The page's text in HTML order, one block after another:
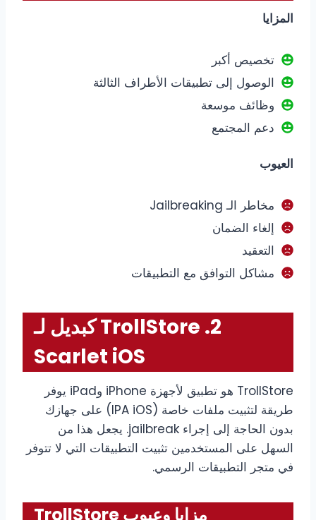
المزايا
تخصيص أكبر
الوصول إلى تطبيقات الأطراف الثالثة
وظائف موسعة
دعم المجتمع
العيوب
مخاطر الـ Jailbreaking
إلغاء الضمان
التعقيد
مشاكل التوافق مع التطبيقات
2. TrollStore كبديل لـ
Scarlet iOS
TrollStore هو تطبيق لأجهزة iPhone وiPad يوفر
طريقة لتثبيت ملفات خاصة (IPA iOS) على جهازك
بدون الحاجة إلى إجراء jailbreak. يجعل هذا من
السهل على المستخدمين تثبيت التطبيقات التي لا تتوفر
في متجر التطبيقات الرسمي.
مزايا وعيوب TrollStore